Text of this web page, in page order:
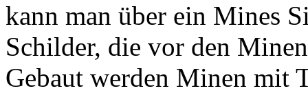
kann man über ein Mines
Schilder, die vor den
Gebaut werden Minen mit